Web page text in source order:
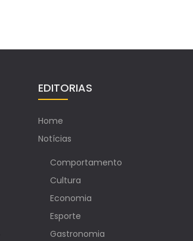
EDITORIAS
Home
Notícias
Comportamento
Cultura
Economia
Esporte
Gastronomia